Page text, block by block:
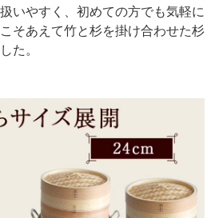
いやすく、初めての方でも気軽に
そあえて竹と杉を掛け合わせた杉
た。